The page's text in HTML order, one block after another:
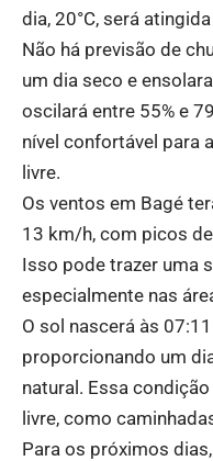
dia, 20°C, será
Não há previsão de
um dia seco e
oscilará entre 55% e
nível confortável para
livre.
Os ventos em Bagé
13 km/h, com picos
Isso pode trazer uma
especialmente nas
O sol nascerá às
proporcionando um
natural. Essa
livre, como
Para os próximos